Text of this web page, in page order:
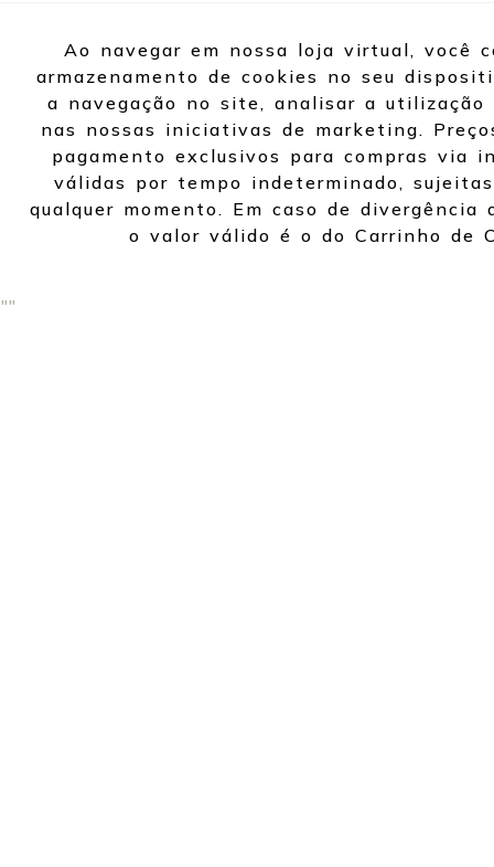
Ao navegar em nossa loja virtual, você
armazenamento de cookies no seu
a navegação no site, analisar a
nas nossas iniciativas de marketing.
pagamento exclusivos para compras via
válidas por tempo indeterminado,
qualquer momento. Em caso de divergência
o valor válido é o do Carrinho de
""